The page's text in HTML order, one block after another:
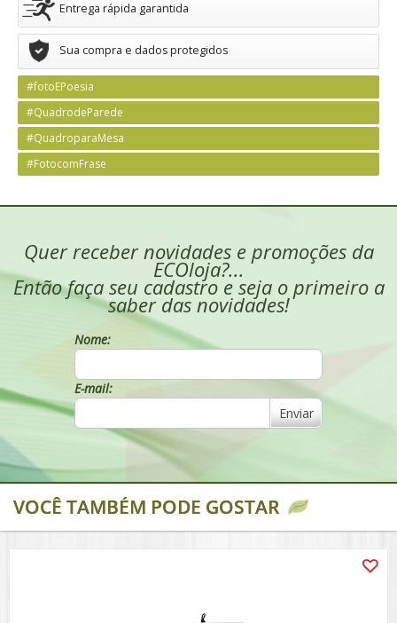
Entrega rápida garantida
Sua compra e dados protegidos
#fotoEPoesia
#QuadrodeParede
#QuadroparaMesa
#FotocomFrase
Quer receber novidades e promoções da
ECOloja?...
Então faça seu cadastro e seja o primeiro a
saber das novidades!
Nome:
E-mail:
Enviar
VOCÊ TAMBÉM PODE GOSTAR